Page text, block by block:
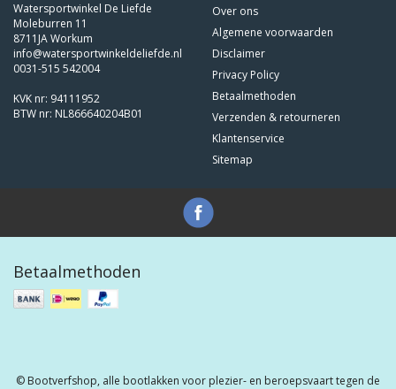
Watersportwinkel De Liefde
Moleburren 11
8711JA Workum
info@watersportwinkeldeliefde.nl
0031-515 542004
KVK nr: 94111952
BTW nr: NL866640204B01
Over ons
Algemene voorwaarden
Disclaimer
Privacy Policy
Betaalmethoden
Verzenden & retourneren
Klantenservice
Sitemap
Betaalmethoden
© Bootverfshop, alle bootlakken voor plezier- en beroepsvaart tegen de